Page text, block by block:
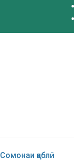
Сомонаи қаблӣ